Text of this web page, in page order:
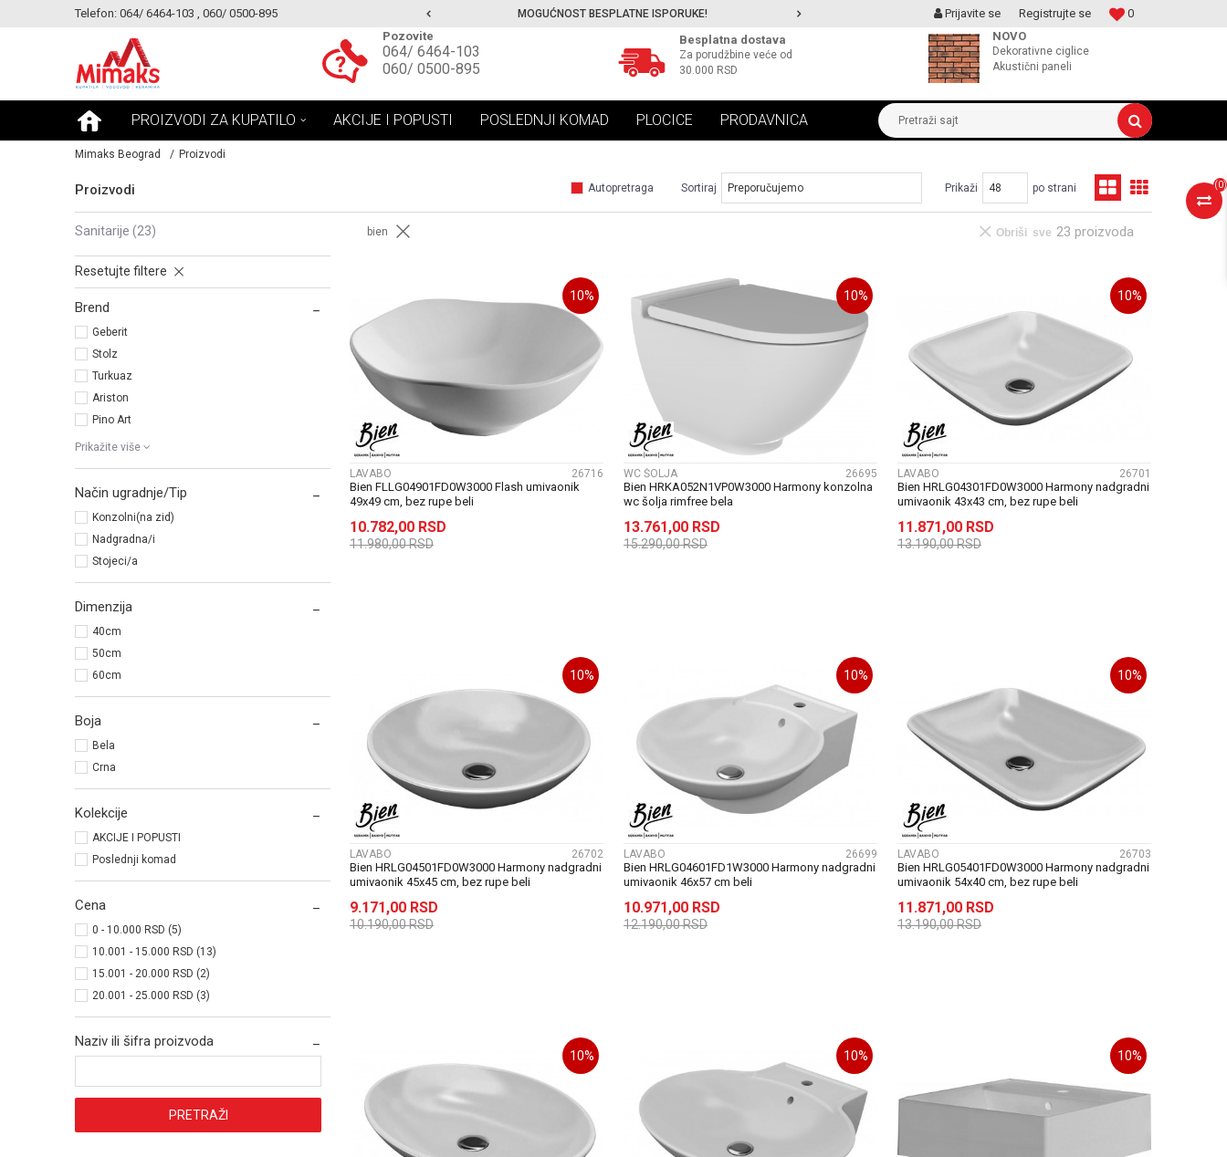
Telefon: 064/ 6464-103 , 060/ 0500-895
MOGUCNOST MONTAŽE PROIZVODA MOGUĆNOST BESPLATNE ISPORUKE! MOGUCNOST MONTAŽE PROIZVODA 0
Prijavite se
Registrujte se
Pozovite
064/ 6464-103
060/ 0500-895
Besplatna dostava
Za porudžbine veće od
30.000 RSD
NOVO
Dekorativne ciglice
Akustični paneli
PROIZVODI ZA KUPATILO AKCIJE I POPUSTI POSLEDNJI KOMAD PLOCICE PRODAVNICA Pretraži sajt
(0)
Mimaks Beograd Proizvodi
Proizvodi Autopretraga Sortiraj Prikaži po strani
sanitarije (23)
Resetujte filtere
Brend
Geberit
Stolz
Turkuaz
Ariston
Pino Art
Prikažite više
Način ugradnje/Tip
Konzolni(na zid)
Nadgradna/i
Stojeci/a
Dimenzija
40cm
50cm
60cm
Boja
Bela
Crna
Kolekcije
AKCIJE I POPUSTI
Poslednji komad
Cena
0 - 10.000 RSD (5)
10.001 - 15.000 RSD (13)
15.001 - 20.000 RSD (2)
20.001 - 25.000 RSD (3)
Naziv ili šifra proizvoda
PRETRAŽI
bien 23 proizvoda
Obriši sve
10%
LAVABO 26716
Bien FLLG04901FD0W3000 Flash umivaonik
49x49 cm, bez rupe beli
10.782,00 RSD
11.980,00RSD
10%
WC ŠOLJA 26695
Bien HRKA052N1VP0W3000 Harmony konzolna
wc šolja rimfree bela
13.761,00 RSD
15.290,00RSD
10%
LAVABO 26701
Bien HRLG04301FD0W3000 Harmony nadgradni
umivaonik 43x43 cm, bez rupe beli
11.871,00 RSD
13.190,00RSD
UPOREDI
10%
LAVABO 26702
Bien HRLG04501FD0W3000 Harmony nadgradni
umivaonik 45x45 cm, bez rupe beli
9.171,00 RSD
10.190,00RSD
10%
LAVABO 26699
Bien HRLG04601FD1W3000 Harmony nadgradni
umivaonik 46x57 cm beli
10.971,00 RSD
12.190,00RSD
10%
LAVABO 26703
Bien HRLG05401FD0W3000 Harmony nadgradni
umivaonik 54x40 cm, bez rupe beli
11.871,00 RSD
13.190,00RSD
10% 10% 10%